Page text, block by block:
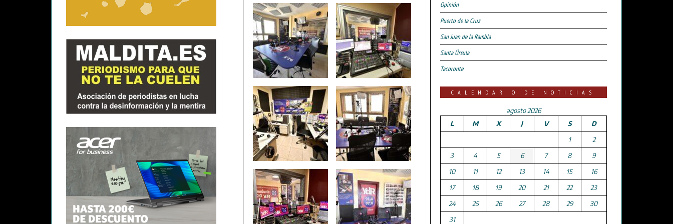
Opinión
Puerto de la Cruz
San Juan de la Rambla
Santa Úrsula
Tacoronte
CALENDARIO DE NOTICIAS
agosto 2026
L
M X J V S
D
1
2
3
4 5 6 7 8
9
10
11 12 13 14 15
16
17
18 19 20 21 22
23
24
25 26 27 28 29
30
31